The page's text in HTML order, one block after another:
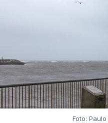
Foto: